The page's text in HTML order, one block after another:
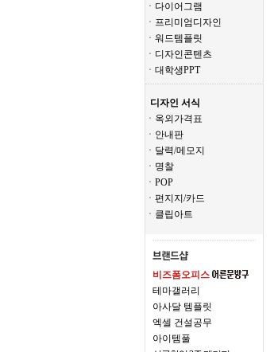
ㆍ다이어그램
ㆍ프리미엄디자인
ㆍ워드템플릿
ㆍ디자인콘텐츠
ㆍ대학생PPT
디자인 서식
ㆍ옥외가격표
ㆍ안내판
ㆍ달력/메모지
ㆍ명찰
ㆍPOP
ㆍ편지지/카드
ㆍ클립아트
비즈폼오피스
테마갤러리
아사달 템플릿
엑셀 건설공무
아이템풀